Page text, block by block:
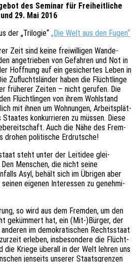
des Semi­nar für Frei­heit­li­che
29. Mai 2016
der „Trilo­gie“ „Die Welt aus den Fugen“
Zeit sind keine frei­wil­li­gen Wande­
ange­trie­ben von Gefah­ren und Not in
Hoff­nung auf ein gesi­cher­tes Leben in
Zufluchts­län­der haben die Flücht­lin­ge
frühe­rer Zeiten – nicht geru­fen. Die
Flücht­lin­gen von ihrem Wohl­stand
mit ihnen um Wohnun­gen, Arbeits­plät­
konkur­rie­ren zu müssen. Diese
Auch die Nähe des Frem­
drohen poli­ti­sche Erdrutsche!
steht unter der Leit­idee glei­
Menschen, die nicht seine
Asyl, behält sich im Übri­gen aber
seinen eige­nen Inter­es­sen zu geneh­mi­
so wird aus dem Frem­den, um den
geküm­mert hat, ein (Mit-)Bürger, der
im demo­kra­ti­schen Rechts­staat
erle­ben, insbe­son­de­re die Flücht­
die Kriege über­all in der Welt lehren uns
jenseits unse­rer Staats­gren­zen